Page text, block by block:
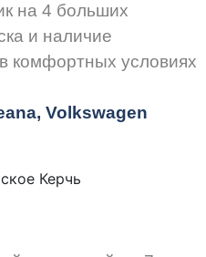
на 4 больших
и наличие
комфортных условиях
Volkswagen